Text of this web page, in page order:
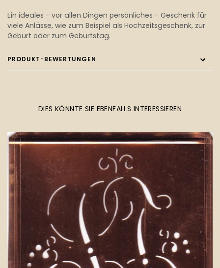
Ein ideales - vor allen Dingen persönliches - Geschenk für
viele Anlässe, wie zum Beispiel als Hochzeitsgeschenk, zur
Geburt oder zum Geburtstag.
PRODUKT-BEWERTUNGEN
DIES KÖNNTE SIE EBENFALLS INTERESSIEREN